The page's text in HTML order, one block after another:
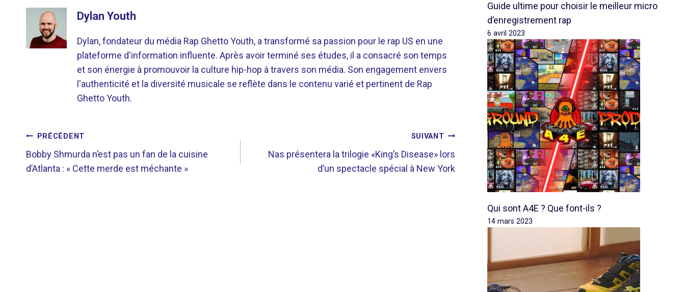
Dylan Youth
Dylan, fondateur du média Rap Ghetto Youth, a transformé sa passion pour le rap US en une
plateforme d'information influente. Après avoir terminé ses études, il a consacré son temps
et son énergie à promouvoir la culture hip-hop à travers son média. Son engagement envers
l'authenticité et la diversité musicale se reflète dans le contenu varié et pertinent de Rap
Ghetto Youth.
NAVIGATION
DE
PRÉCÉDENT
Bobby Shmurda n’est pas un fan de la cuisine
d’Atlanta : « Cette merde est méchante »
SUIVANT
Nas présentera la trilogie «King’s Disease» lors
d’un spectacle spécial à New York
Guide ultime pour choisir le meilleur micro
d’enregistrement rap
6 avril 2023
Qui sont A4E ? Que font-ils ?
14 mars 2023